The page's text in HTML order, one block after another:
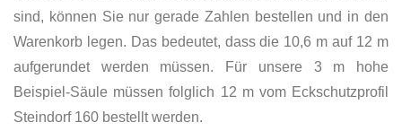
sind, können Sie nur gerade Zahlen bestellen und in den
Warenkorb legen. Das bedeutet, dass die 10,6 m auf 12 m
aufgerundet werden müssen. Für unsere 3 m hohe
Beispiel-Säule müssen folglich 12 m vom Eckschutzprofil
Steindorf 160 bestellt werden.